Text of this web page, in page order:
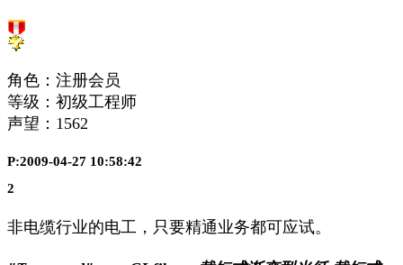
角色：注册会员
等级：初级工程师
声望： 1562
P:2009-04-27 10:58:42
2
非电缆行业的电工，只要精通业务都可应试。